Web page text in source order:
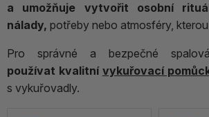
a umožňuje vytvořit osobní
nálady, potřeby nebo atmosféry,
Pro správné a bezpečné
používat kvalitní vykuřovací
s vykuřovadly.